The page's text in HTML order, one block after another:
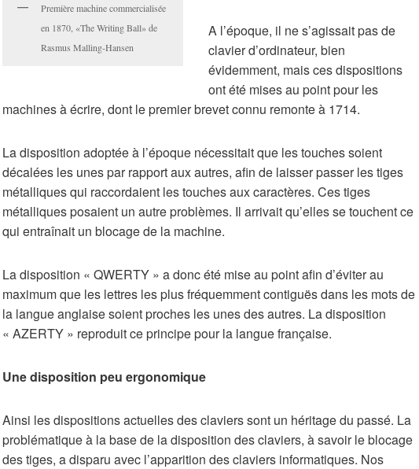
Première machine commercialisée
en 1870, «The Writing Ball» de
Rasmus Malling-Hansen
A l’époque, il ne s’agissait pas de
clavier d’ordinateur, bien
évidemment, mais ces dispositions
ont été mises au point pour les
machines à écrire, dont le premier brevet connu remonte à 1714.
La disposition adoptée à l’époque nécessitait que les touches soient
décalées les unes par rapport aux autres, afin de laisser passer les tiges
métalliques qui raccordaient les touches aux caractères. Ces tiges
métalliques posaient un autre problèmes. Il arrivait qu’elles se touchent ce
qui entraînait un blocage de la machine.
La disposition « QWERTY » a donc été mise au point afin d’éviter au
maximum que les lettres les plus fréquemment contiguës dans les mots de
la langue anglaise soient proches les unes des autres. La disposition
« AZERTY » reproduit ce principe pour la langue française.
Une disposition peu ergonomique
Ainsi les dispositions actuelles des claviers sont un héritage du passé. La
problématique à la base de la disposition des claviers, à savoir le blocage
des tiges, a disparu avec l’apparition des claviers informatiques. Nos